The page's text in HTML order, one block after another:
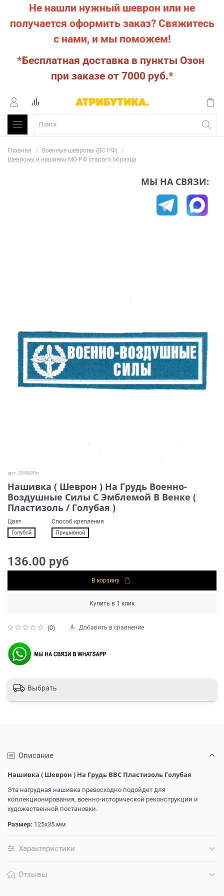
Не нашли нужный шеврон или не
получается оформить заказ? Свяжитесь
с нами, и мы поможем!
*Бесплатная доставка в пункты Озон
при заказе от 7000 руб.*
Главная
Военные шевроны (ВС РФ)
Шевроны и нашивки МО РФ старого образца
МЫ НА СВЯЗИ:
арт. 294890п
Нашивка ( Шеврон ) На Грудь Военно-
Воздушные Силы С Эмблемой В Венке (
Пластизоль / Голубая )
(0) Добавить в сравнение
Цвет
Голубой
Способ крепления
Пришивной
136.00 руб
В корзину
Купить в 1 клик
Выбрать
Описание
Нашивка ( Шеврон ) На Грудь ВВС Пластизоль Голубая
Эта нагрудная нашивка превосходно подойдет для
коллекционирования, военно-исторической реконструкции и
художественной постановки.
Размер: 125х35 мм
Характеристики
Отзывы